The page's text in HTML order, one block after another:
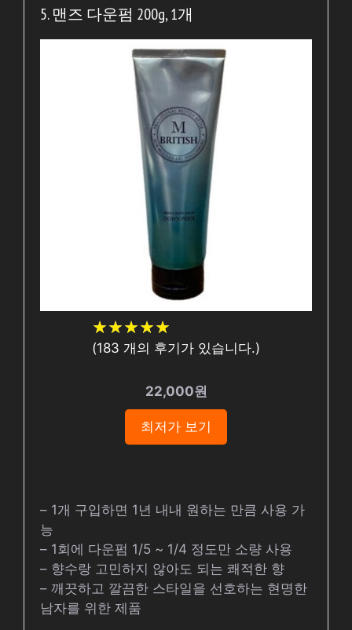
5. 맨즈 다운펌 200g, 1개
★★★★★
★★★★★
(183 개의 후기가 있습니다.)
22,000원
최저가 보기
– 1개 구입하면 1년 내내 원하는 만큼 사용 가
능
– 1회에 다운펌 1/5 ~ 1/4 정도만 소량 사용
– 향수랑 고민하지 않아도 되는 쾌적한 향
– 깨끗하고 깔끔한 스타일을 선호하는 현명한
남자를 위한 제품